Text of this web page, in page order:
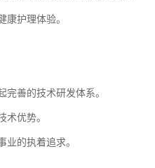
护理体验。
善的技术研发体系。
优势。
的执着追求。